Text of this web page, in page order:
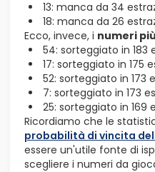
13: manca da 34
18: manca da 26
Ecco, invece, i numeri
54: sorteggiato in 183
17: sorteggiato in 175
52: sorteggiato in 173
7: sorteggiato in 173
25: sorteggiato in 169
Ricordiamo che le
probabilità di vincita del
essere un'utile fonte di
scegliere i numeri da